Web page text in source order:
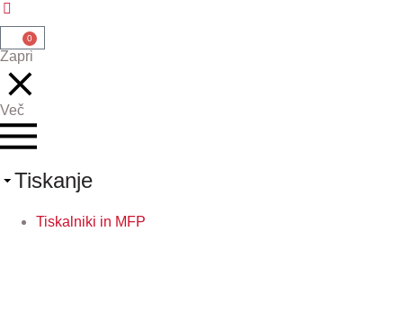
0
Zapri
Več
Tiskanje
Tiskalniki in MFP